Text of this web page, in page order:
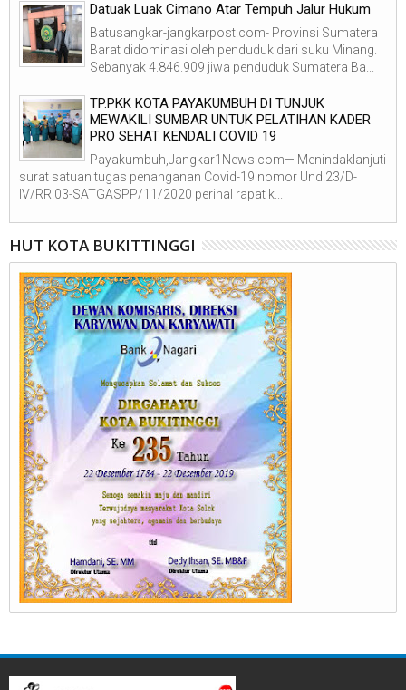
Datuak Luak Cimano Atar Tempuh Jalur Hukum
Batusangkar-jangkarpost.com- Provinsi Sumatera
Barat didominasi oleh penduduk dari suku Minang.
Sebanyak 4.846.909 jiwa penduduk Sumatera Ba...
TP.PKK KOTA PAYAKUMBUH DI TUNJUK
MEWAKILI SUMBAR UNTUK PELATIHAN KADER
PRO SEHAT KENDALI COVID 19
Payakumbuh,Jangkar1News.com— Menindaklanjuti
surat satuan tugas penanganan Covid-19 nomor Und.23/D-
IV/RR.03-SATGASPP/11/2020 perihal rapat k...
HUT KOTA BUKITTINGGI